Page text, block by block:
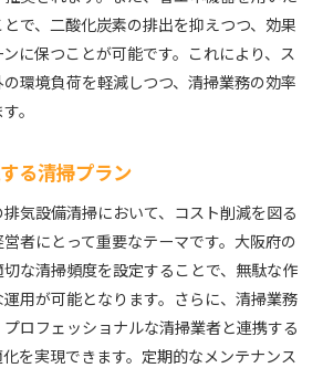
で、二酸化炭素の排出を抑えつつ、効果
に保つことが可能です。これにより、ス
環境負荷を軽減しつつ、清掃業務の効率
。
る清掃プラン
気設備清掃において、コスト削減を図る
者にとって重要なテーマです。大阪府の
な清掃頻度を設定することで、無駄な作
用が可能となります。さらに、清掃業務
ロフェッショナルな清掃業者と連携する
を実現できます。定期的なメンテナンス